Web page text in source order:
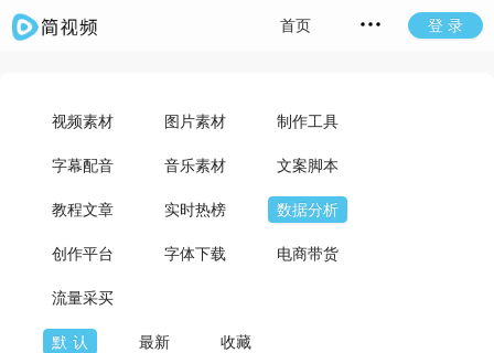
首页 登 录
视频素材 图片素材 制作工具
字幕配音 音乐素材 文案脚本
教程文章 实时热榜 数据分析
创作平台 字体下载 电商带货
流量采买
默认 最新 收藏